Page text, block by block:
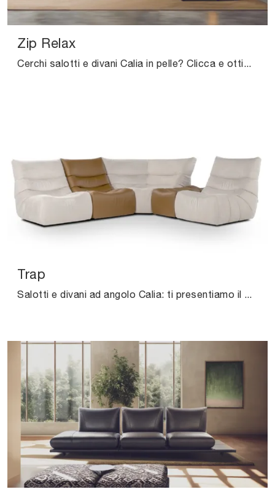
Zip Relax
Trap
Salotti e divani ad angolo Calia: ti presentiamo il modello Trap in pelle per impreziosire il living.